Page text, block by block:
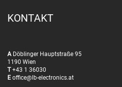
KONTAKT
A Döblinger Hauptstraße 95
1190 Wien
T+43 1 36030
E office@lb-electronics.at